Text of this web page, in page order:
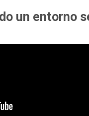
un entorno